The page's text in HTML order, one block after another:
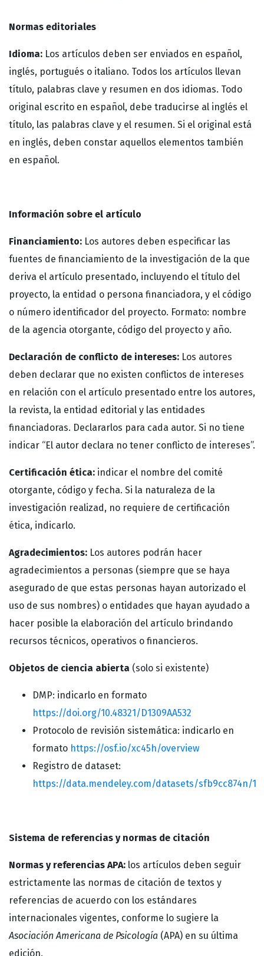
Normas editoriales
Idioma: Los artículos deben ser enviados en español,
inglés, portugués o italiano. Todos los artículos llevan
título, palabras clave y resumen en dos idiomas. Todo
original escrito en español, debe traducirse al inglés el
título, las palabras clave y el resumen. Si el original está
en inglés, deben constar aquellos elementos también
en español.
Información sobre el artículo
Financiamiento: Los autores deben especificar las
fuentes de financiamiento de la investigación de la que
deriva el artículo presentado, incluyendo el título del
proyecto, la entidad o persona financiadora, y el código
o número identificador del proyecto. Formato: nombre
de la agencia otorgante, código del proyecto y año.
Declaración de conflicto de intereses: Los autores
deben declarar que no existen conflictos de intereses
en relación con el artículo presentado entre los autores,
la revista, la entidad editorial y las entidades
financiadoras. Declararlos para cada autor. Si no tiene
indicar “El autor declara no tener conflicto de intereses”.
Certificación ética: indicar el nombre del comité
otorgante, código y fecha. Si la naturaleza de la
investigación realizad, no requiere de certificación
ética, indicarlo.
Agradecimientos: Los autores podrán hacer
agradecimientos a personas (siempre que se haya
asegurado de que estas personas hayan autorizado el
uso de sus nombres) o entidades que hayan ayudado a
hacer posible la elaboración del artículo brindando
recursos técnicos, operativos o financieros.
Objetos de ciencia abierta (solo si existente)
DMP: indicarlo en formato
https://doi.org/10.48321/D1309AA532
Protocolo de revisión sistemática: indicarlo en
formato https://osf.io/xc45h/overview
Registro de dataset:
https://data.mendeley.com/datasets/sfb9cc874n/1
Sistema de referencias y normas de citación
Normas y referencias APA: los artículos deben seguir
estrictamente las normas de citación de textos y
referencias de acuerdo con los estándares
internacionales vigentes, conforme lo sugiere la
Asociación Americana de Psicología (APA) en su última
edición.